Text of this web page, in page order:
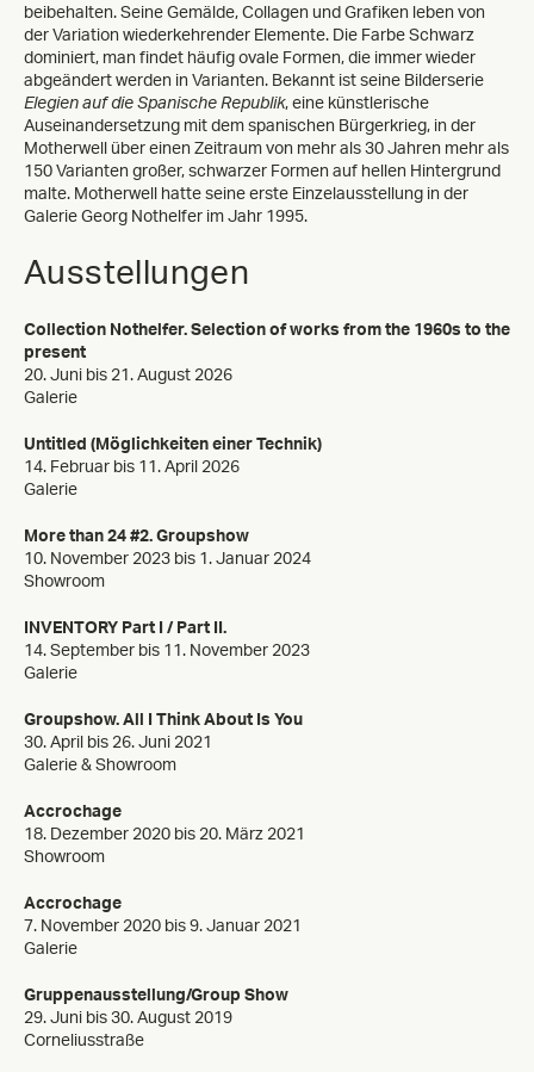
beibehalten. Seine Gemälde, Collagen und Grafiken leben von
der Variation wiederkehrender Elemente. Die Farbe Schwarz
dominiert, man findet häufig ovale Formen, die immer wieder
abgeändert werden in Varianten. Bekannt ist seine Bilderserie
Elegien auf die Spanische Republik, eine künstlerische
Auseinandersetzung mit dem spanischen Bürgerkrieg, in der
Motherwell über einen Zeitraum von mehr als 30 Jahren mehr als
150 Varianten großer, schwarzer Formen auf hellen Hintergrund
malte. Motherwell hatte seine erste Einzelausstellung in der
Galerie Georg Nothelfer im Jahr 1995.
Ausstellungen
Collection Nothelfer. Selection of works from the 1960s to the
present
20. Juni bis 21. August 2026
Galerie
Untitled (Möglichkeiten einer Technik)
14. Februar bis 11. April 2026
Galerie
More than 24 #2. Groupshow
10. November 2023 bis 1. Januar 2024
Showroom
INVENTORY Part I / Part II.
14. September bis 11. November 2023
Galerie
Groupshow. All I Think About Is You
30. April bis 26. Juni 2021
Galerie & Showroom
Accrochage
18. Dezember 2020 bis 20. März 2021
Showroom
Accrochage
7. November 2020 bis 9. Januar 2021
Galerie
Gruppenausstellung/Group Show
29. Juni bis 30. August 2019
Corneliusstraße